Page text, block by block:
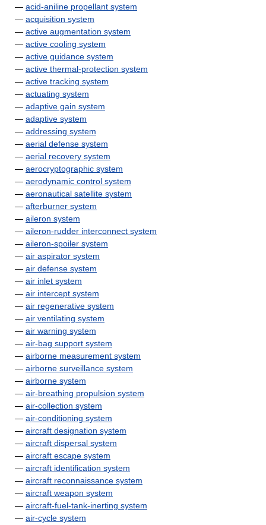
— acid-aniline propellant system
— acquisition system
— active augmentation system
— active cooling system
— active guidance system
— active thermal-protection system
— active tracking system
— actuating system
— adaptive gain system
— adaptive system
— addressing system
— aerial defense system
— aerial recovery system
— aerocryptographic system
— aerodynamic control system
— aeronautical satellite system
— afterburner system
— aileron system
— aileron-rudder interconnect system
— aileron-spoiler system
— air aspirator system
— air defense system
— air inlet system
— air intercept system
— air regenerative system
— air ventilating system
— air warning system
— air-bag support system
— airborne measurement system
— airborne surveillance system
— airborne system
— air-breathing propulsion system
— air-collection system
— air-conditioning system
— aircraft designation system
— aircraft dispersal system
— aircraft escape system
— aircraft identification system
— aircraft reconnaissance system
— aircraft weapon system
— aircraft-fuel-tank-inerting system
— air-cycle system